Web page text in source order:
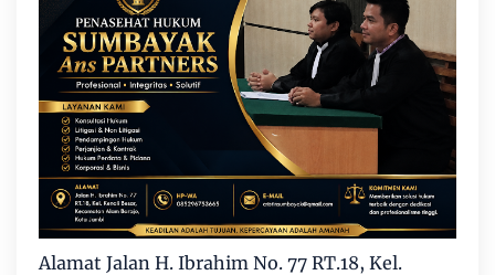
Alamat Jalan H. Ibrahim No. 77 RT.18, Kel.